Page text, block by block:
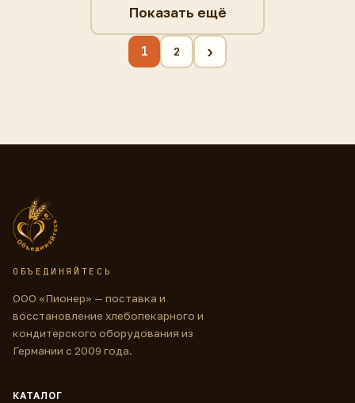
Показать ещё
1 2 ›
ОБЪЕДИНЯЙТЕСЬ
ООО «Пионер» — поставка и
восстановление хлебопекарного и
кондитерского оборудования из
Германии с 2009 года.
КАТАЛОГ